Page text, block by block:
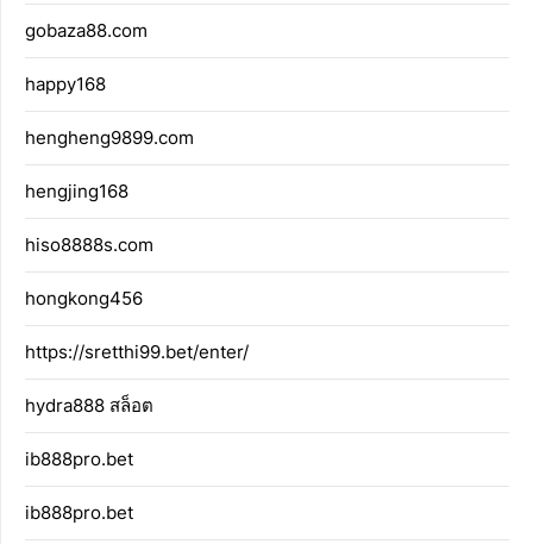
gobaza88.com
happy168
hengheng9899.com
hengjing168
hiso8888s.com
hongkong456
https://sretthi99.bet/enter/
hydra888 สล็อต
ib888pro.bet
ib888pro.bet